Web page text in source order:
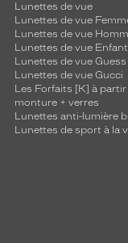
Lunettes de vue
Lunettes de vue
Lunettes de vue
Lunettes de vue Enfant
Lunettes de vue Guess
Lunettes de vue Gucci
Les Forfaits [K] à
monture + verres
Lunettes anti-lumière
Lunettes de sport à la